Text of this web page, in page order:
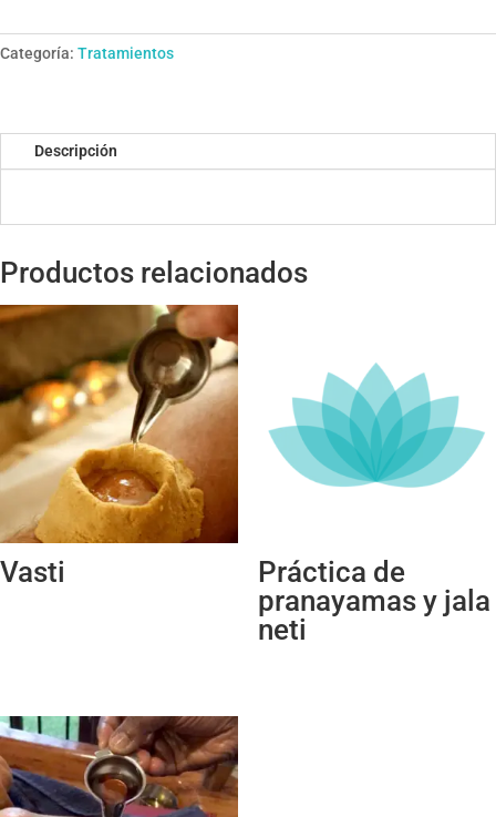
Categoría: Tratamientos
Descripción
Productos relacionados
Vasti
Práctica de
pranayamas y jala
neti